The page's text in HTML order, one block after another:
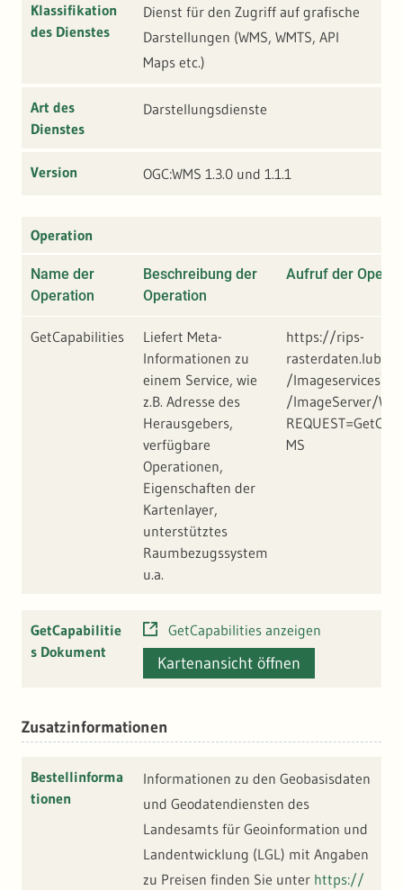
Klassifikation
des Dienstes
Dienst für den Zugriff auf grafische
Darstellungen (WMS, WMTS, API
Maps etc.)
Art des
Dienstes
Darstellungsdienste
Version OGC:WMS 1.3.0 und 1.1.1
Operation
Name der
Operation
Beschreibung der
Operation
Aufruf der
GetCapabilities
Liefert Meta-
Informationen zu
einem Service, wie
z.B. Adresse des
Herausgebers,
verfügbare
Operationen,
Eigenschaften der
Kartenlayer,
unterstütztes
Raumbezugssystem
u.a.
https://rips-
/
/ImageServer/
MS
GetCapabilitie
s Dokument
GetCapabilities anzeigen
Kartenansicht öffnen
Zusatzinformationen
Bestellinforma
tionen
Informationen zu den Geobasisdaten
und Geodatendiensten des
Landesamts für Geoinformation und
Landentwicklung (LGL) mit Angaben
zu Preisen finden Sie unter https://